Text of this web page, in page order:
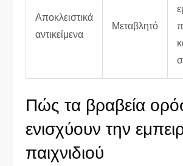
Αποκλειστικά
αντικείμενα
Μεταβλητό
Πώς τα βραβεία
ενισχύουν την
παιχνιδιού